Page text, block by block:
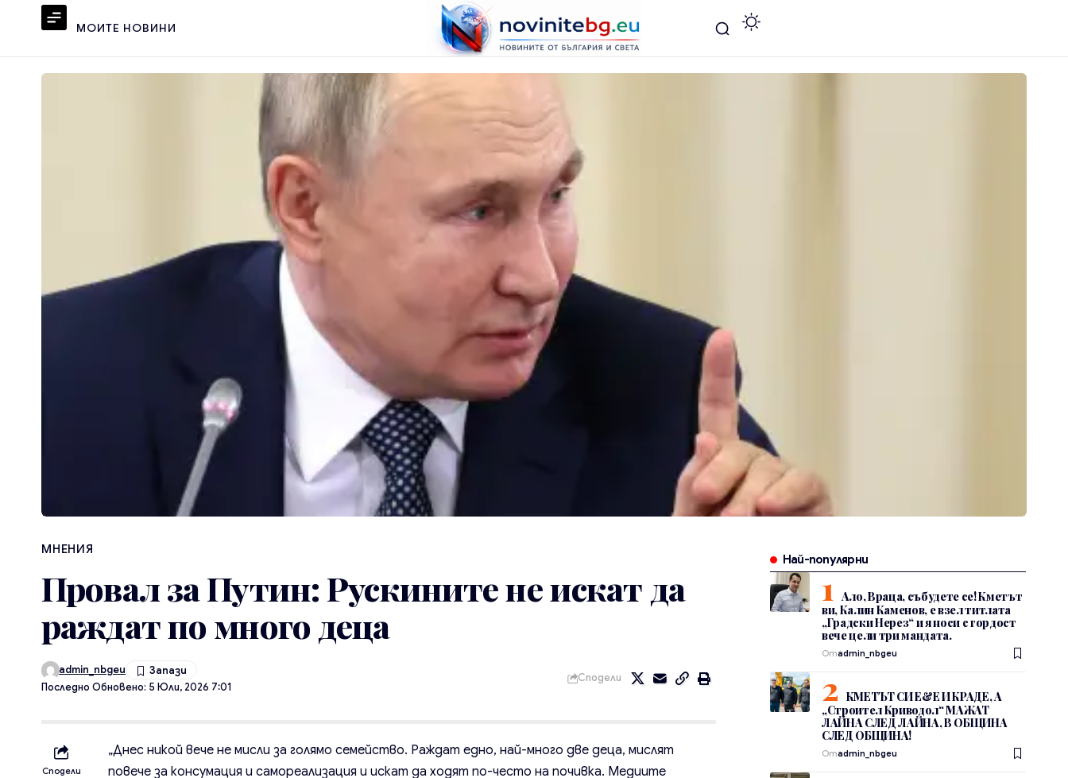
МОИТЕ НОВИНИ
МНЕНИЯ
Провал за Путин: Рускините не искат да
раждат по много деца
Последно Обновено: 5 Юли, 2026 7:01
admin_nbgeu
Сподели
Сподели
„Днес никой вече не мисли за голямо семейство. Раждат едно, най-много две деца, мислят
повече за консумация и самореализация и искат да ходят по-често на почивка. Медиите
Най-популярни
Ало, Враца, събудете се! Кметът
ви, Калин Каменов, е взел титлата
„Градски Нерез“ и я носи с гордост
вече цели три мандата.
Отadmin_nbgeu
КМЕТЪТ СИ Е&Е И КРАДЕ, А
„Строител Криводол“ МАЖАТ
ЛАЙНА СЛЕД ЛАЙНА, В ОБЩИНА
СЛЕД ОБЩИНА!
Отadmin_nbgeu